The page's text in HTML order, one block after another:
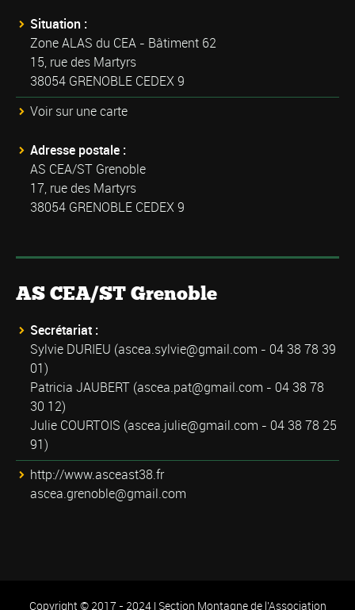
Situation :
Zone ALAS du CEA - Bâtiment 62
15, rue des Martyrs
38054 GRENOBLE CEDEX 9
Voir sur une carte
Adresse postale :
AS CEA/ST Grenoble
17, rue des Martyrs
38054 GRENOBLE CEDEX 9
AS CEA/ST Grenoble
Secrétariat :
Sylvie DURIEU (ascea.sylvie@gmail.com - 04 38 78 39
01)
Patricia JAUBERT (ascea.pat@gmail.com - 04 38 78
30 12)
Julie COURTOIS (ascea.julie@gmail.com - 04 38 78 25
91)
http://www.asceast38.fr
ascea.grenoble@gmail.com
Copyright © 2017 - 2024 | Section Montagne de l'Association